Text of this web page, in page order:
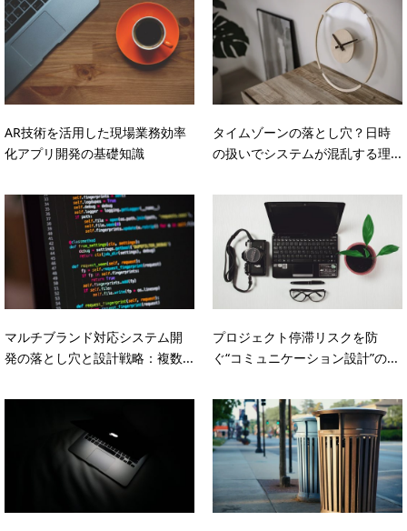
AR技術を活用した現場業務効率
化アプリ開発の基礎知識
タイムゾーンの落とし穴？日時
の扱いでシステムが混乱する理...
マルチブランド対応システム開
発の落とし穴と設計戦略：複数...
プロジェクト停滞リスクを防
ぐ“コミュニケーション設計”の...